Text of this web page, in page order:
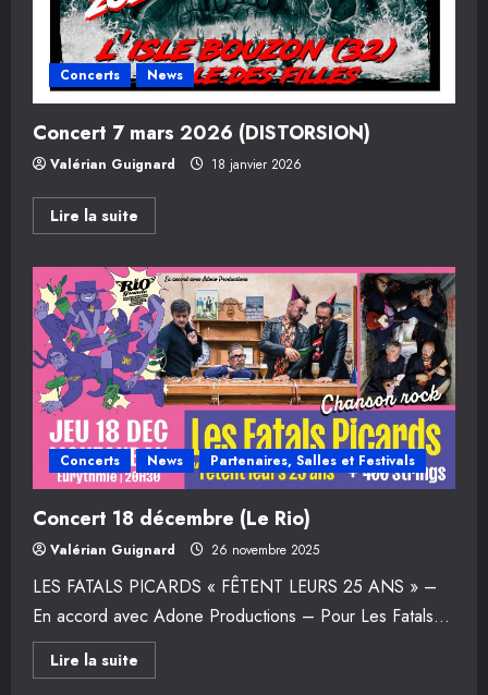
Concerts News
Concert 7 mars 2026 (DISTORSION)
Valérian Guignard 18 janvier 2026
Lire la suite
savoir
Concert
7
mars
2026
(DISTORSION)
Concerts News Partenaires, Salles et Festivals
Concert 18 décembre (Le Rio)
Valérian Guignard 26 novembre 2025
LES FATALS PICARDS « FÊTENT LEURS 25 ANS » –
En accord avec Adone Productions – Pour Les Fatals...
Lire la suite
savoir